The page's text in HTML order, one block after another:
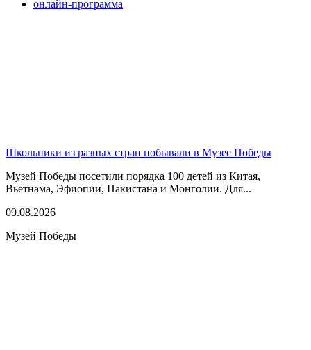
онлайн-программа
Школьники из разных стран побывали в Музее Победы
Музей Победы посетили порядка 100 детей из Китая,
Вьетнама, Эфиопии, Пакистана и Монголии. Для...
09.08.2026
Музей Победы